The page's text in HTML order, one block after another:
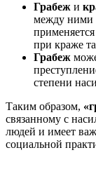
Грабеж и
между ними
при краже
Грабеж
степени
Таким образом,
связанному с
людей и имеет
социальной